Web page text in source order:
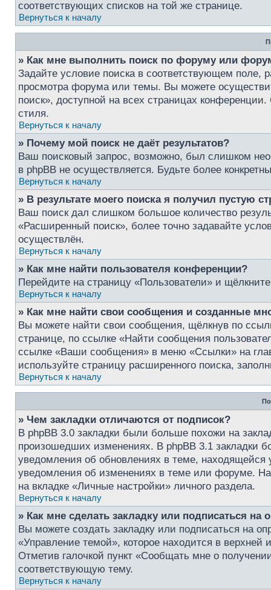
соответствующих списков на той же странице.
Вернуться к началу
» Как мне выполнить поиск по форуму или
Задайте условие поиска в соответствующем поле,
просмотра форума или темы. Вы можете
поиск», доступной на всех страницах
стиля.
Вернуться к началу
» Почему мой поиск не даёт результатов?
Ваш поисковый запрос, возможно, был слишком
в phpBB не осуществляется. Будьте более
Вернуться к началу
» В результате моего поиска я получил пустую
Ваш поиск дал слишком большое количество
«Расширенный поиск», более точно задавайте
осуществлён.
Вернуться к началу
» Как мне найти пользователя конференции?
Перейдите на страницу «Пользователи» и
Вернуться к началу
» Как мне найти свои сообщения и созданные
Вы можете найти свои сообщения, щёлкнув по
странице, по ссылке «Найти сообщения
ссылке «Ваши сообщения» в меню «Ссылки» на
используйте страницу расширенного поиска,
Вернуться к началу
» Чем закладки отличаются от подписок?
В phpBB 3.0 закладки были больше похожи на
произошедших изменениях. В phpBB 3.1 закладки
уведомления об обновлениях в теме, находящейся
уведомления об изменениях в теме или форуме.
на вкладке «Личные настройки» личного раздела.
Вернуться к началу
» Как мне сделать закладку или подписаться на
Вы можете создать закладку или подписаться на
«Управление темой», которое находится в
Отметив галочкой пункт «Сообщать мне о
соответствующую тему.
Вернуться к началу